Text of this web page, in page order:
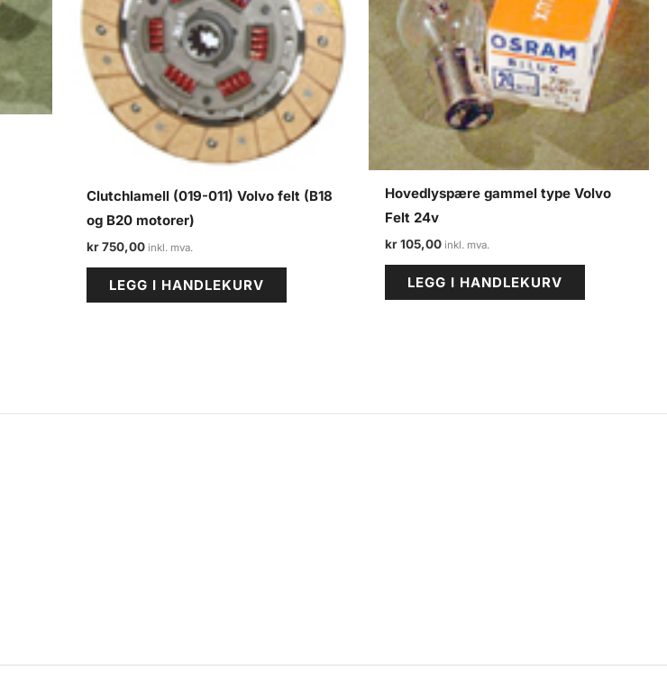
Clutchlamell (019-011) Volvo felt (B18
og B20 motorer)
kr750,00
LEGG I HANDLEKURV
Hovedlyspære gammel type Volvo
Felt 24v
kr105,00
LEGG I HANDLEKURV